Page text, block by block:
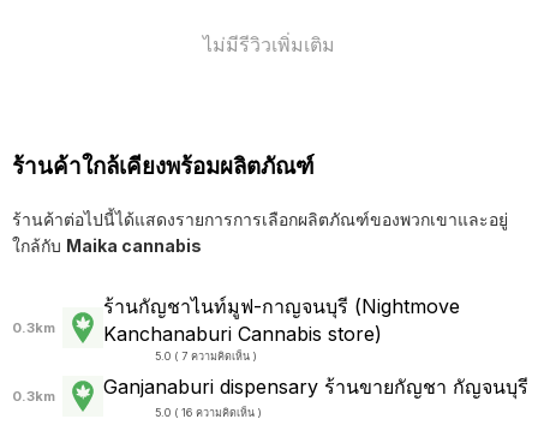
ไม่มีรีวิวเพิ่มเติม
ร้านค้าใกล้เคียงพร้อมผลิตภัณฑ์
ร้านค้าต่อไปนี้ได้แสดงรายการการเลือกผลิตภัณฑ์ของพวกเขาและอยู่
ใกล้กับ Maika cannabis
0.3km
ร้านกัญชาไนท์มูฟ-กาญจนบุรี (Nightmove
Kanchanaburi Cannabis store)
5.0 ( 7 ความคิดเห็น )
0.3km Ganjanaburi dispensary ร้านขายกัญชา กัญจนบุรี
5.0 ( 16 ความคิดเห็น )